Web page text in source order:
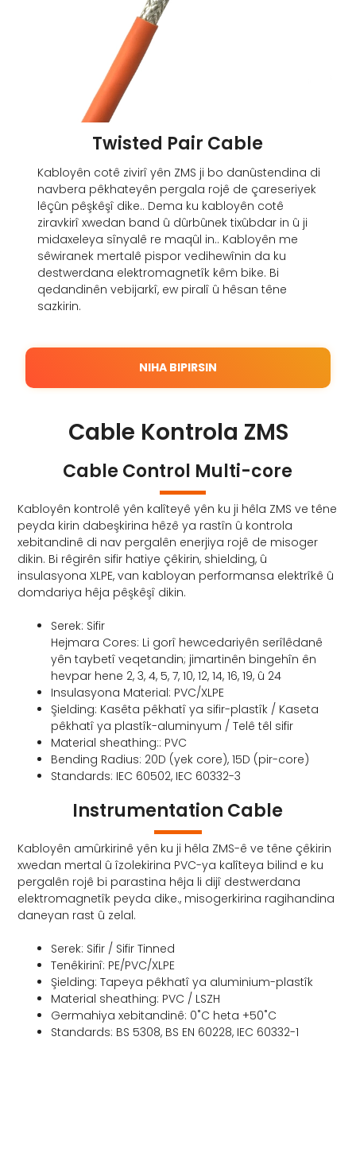
Twisted Pair Cable
Kabloyên cotê zivirî yên ZMS ji bo danûstendina di
navbera pêkhateyên pergala rojê de çareseriyek
lêçûn pêşkêşî dike.. Dema ku kabloyên cotê
ziravkirî xwedan band û dûrbûnek tixûbdar in û ji
midaxeleya sînyalê re maqûl in.. Kabloyên me
sêwiranek mertalê pispor vedihewînin da ku
destwerdana elektromagnetîk kêm bike. Bi
qedandinên vebijarkî, ew piralî û hêsan têne
sazkirin.
NIHA BIPIRSIN
Cable Kontrola ZMS
Cable Control Multi-core
Kabloyên kontrolê yên kalîteyê yên ku ji hêla ZMS ve têne
peyda kirin dabeşkirina hêzê ya rastîn û kontrola
xebitandinê di nav pergalên enerjiya rojê de misoger
dikin. Bi rêgirên sifir hatiye çêkirin, shielding, û
insulasyona XLPE, van kabloyan performansa elektrîkê û
domdariya hêja pêşkêşî dikin.
Serek: Sifir
Hejmara Cores: Li gorî hewcedariyên serîlêdanê
yên taybetî veqetandin; jimartinên bingehîn ên
hevpar hene 2, 3, 4, 5, 7, 10, 12, 14, 16, 19, û 24
Insulasyona Material: PVC/XLPE
Şielding: Kasêta pêkhatî ya sifir-plastîk / Kaseta
pêkhatî ya plastîk-aluminyum / Telê têl sifir
Material sheathing:: PVC
Bending Radius: 20D (yek core), 15D (pir-core)
Standards: IEC 60502, IEC 60332-3
Instrumentation Cable
Kabloyên amûrkirinê yên ku ji hêla ZMS-ê ve têne çêkirin
xwedan mertal û îzolekirina PVC-ya kalîteya bilind e ku
pergalên rojê bi parastina hêja li dijî destwerdana
elektromagnetîk peyda dike., misogerkirina ragihandina
daneyan rast û zelal.
Serek: Sifir / Sifir Tinned
Tenêkirinî: PE/PVC/XLPE
Şielding: Tapeya pêkhatî ya aluminium-plastîk
Material sheathing: PVC / LSZH
Germahiya xebitandinê: 0˚C heta +50˚C
Standards: BS 5308, BS EN 60228, IEC 60332-1